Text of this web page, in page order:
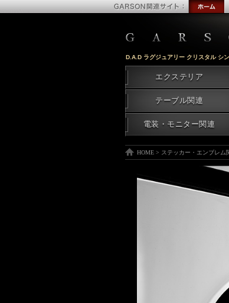
エクステリア
テーブル関連
電装・モニター関連
D.A.D ラグジュアリー クリスタル シ
HOME > ステッカー・エンブレム